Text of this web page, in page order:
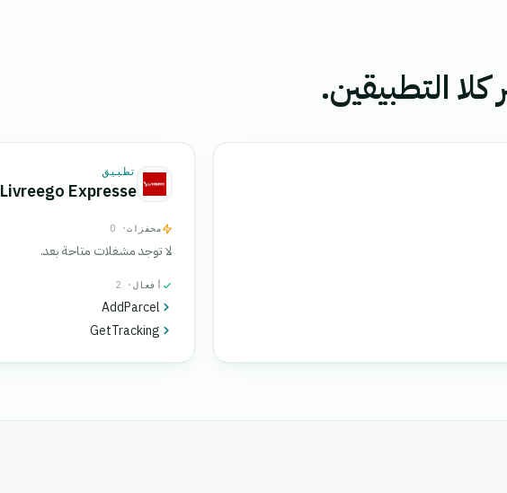
التطبيقين.
تطبيق
Livreego Expresse
محفزات· 0
لا توجد مشغلات متاحة بعد.
أفعال · 2
AddParcel
GetTracking